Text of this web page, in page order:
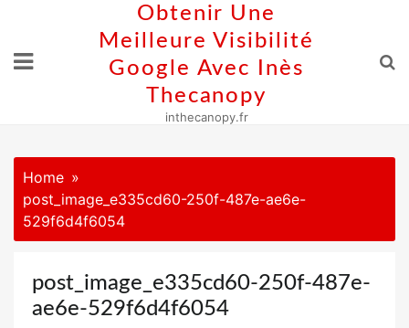
content
Obtenir Une
Meilleure Visibilité
Google Avec Inès
Thecanopy
inthecanopy.fr
Home
post_image_e335cd60-250f-487e-ae6e-
529f6d4f6054
post_image_e335cd60-250f-487e-
ae6e-529f6d4f6054